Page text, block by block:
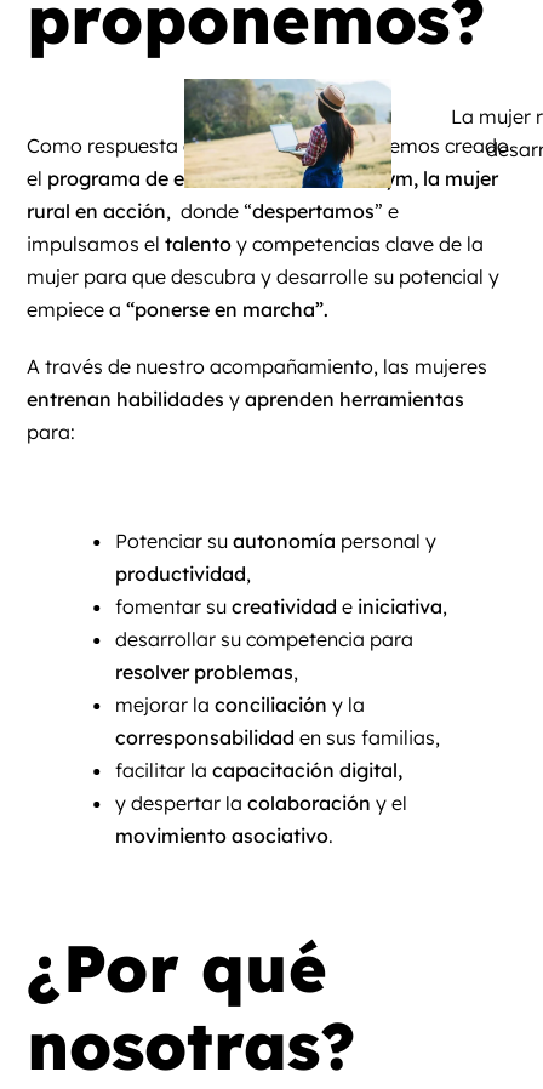
proponemos?
Como respuesta a estas necesidades, hemos creado
el programa de entrenamiento Habil Gym, la mujer
rural en acción, donde “despertamos” e
impulsamos eltalentoy competencias clave de la
mujer para que descubra y desarrolle su potencial y
empiece a“ponerse en marcha”.
A través de nuestro acompañamiento, las mujeres
entrenan habilidadesyaprenden herramientas
para:
Potenciar su autonomía personal y
productividad,
fomentar su creatividad e iniciativa,
desarrollar su competencia para
resolver problemas,
mejorar la conciliación y la
corresponsabilidad en sus familias,
facilitar la capacitación digital,
y despertar la colaboración y el
movimiento asociativo.
¿Por qué
nosotras?
La mujer